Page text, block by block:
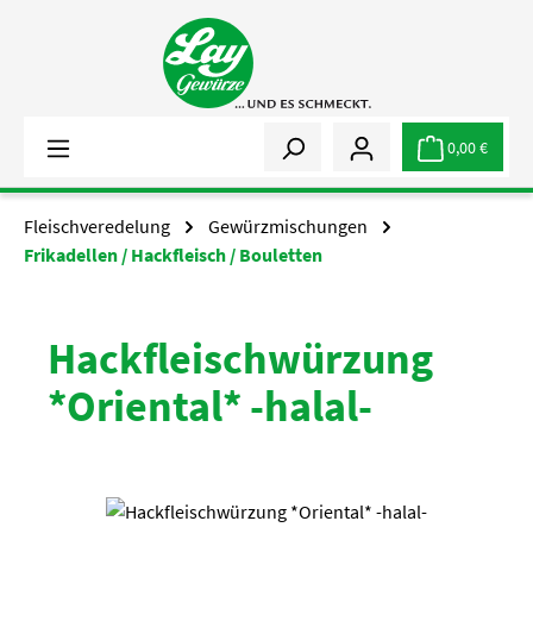
Zum Hauptinhalt springen
0,00 €
Fleischveredelung
Gewürzmischungen
Frikadellen / Hackfleisch / Bouletten
Hackfleischwürzung
*Oriental* -halal-
Bildergalerie überspringen